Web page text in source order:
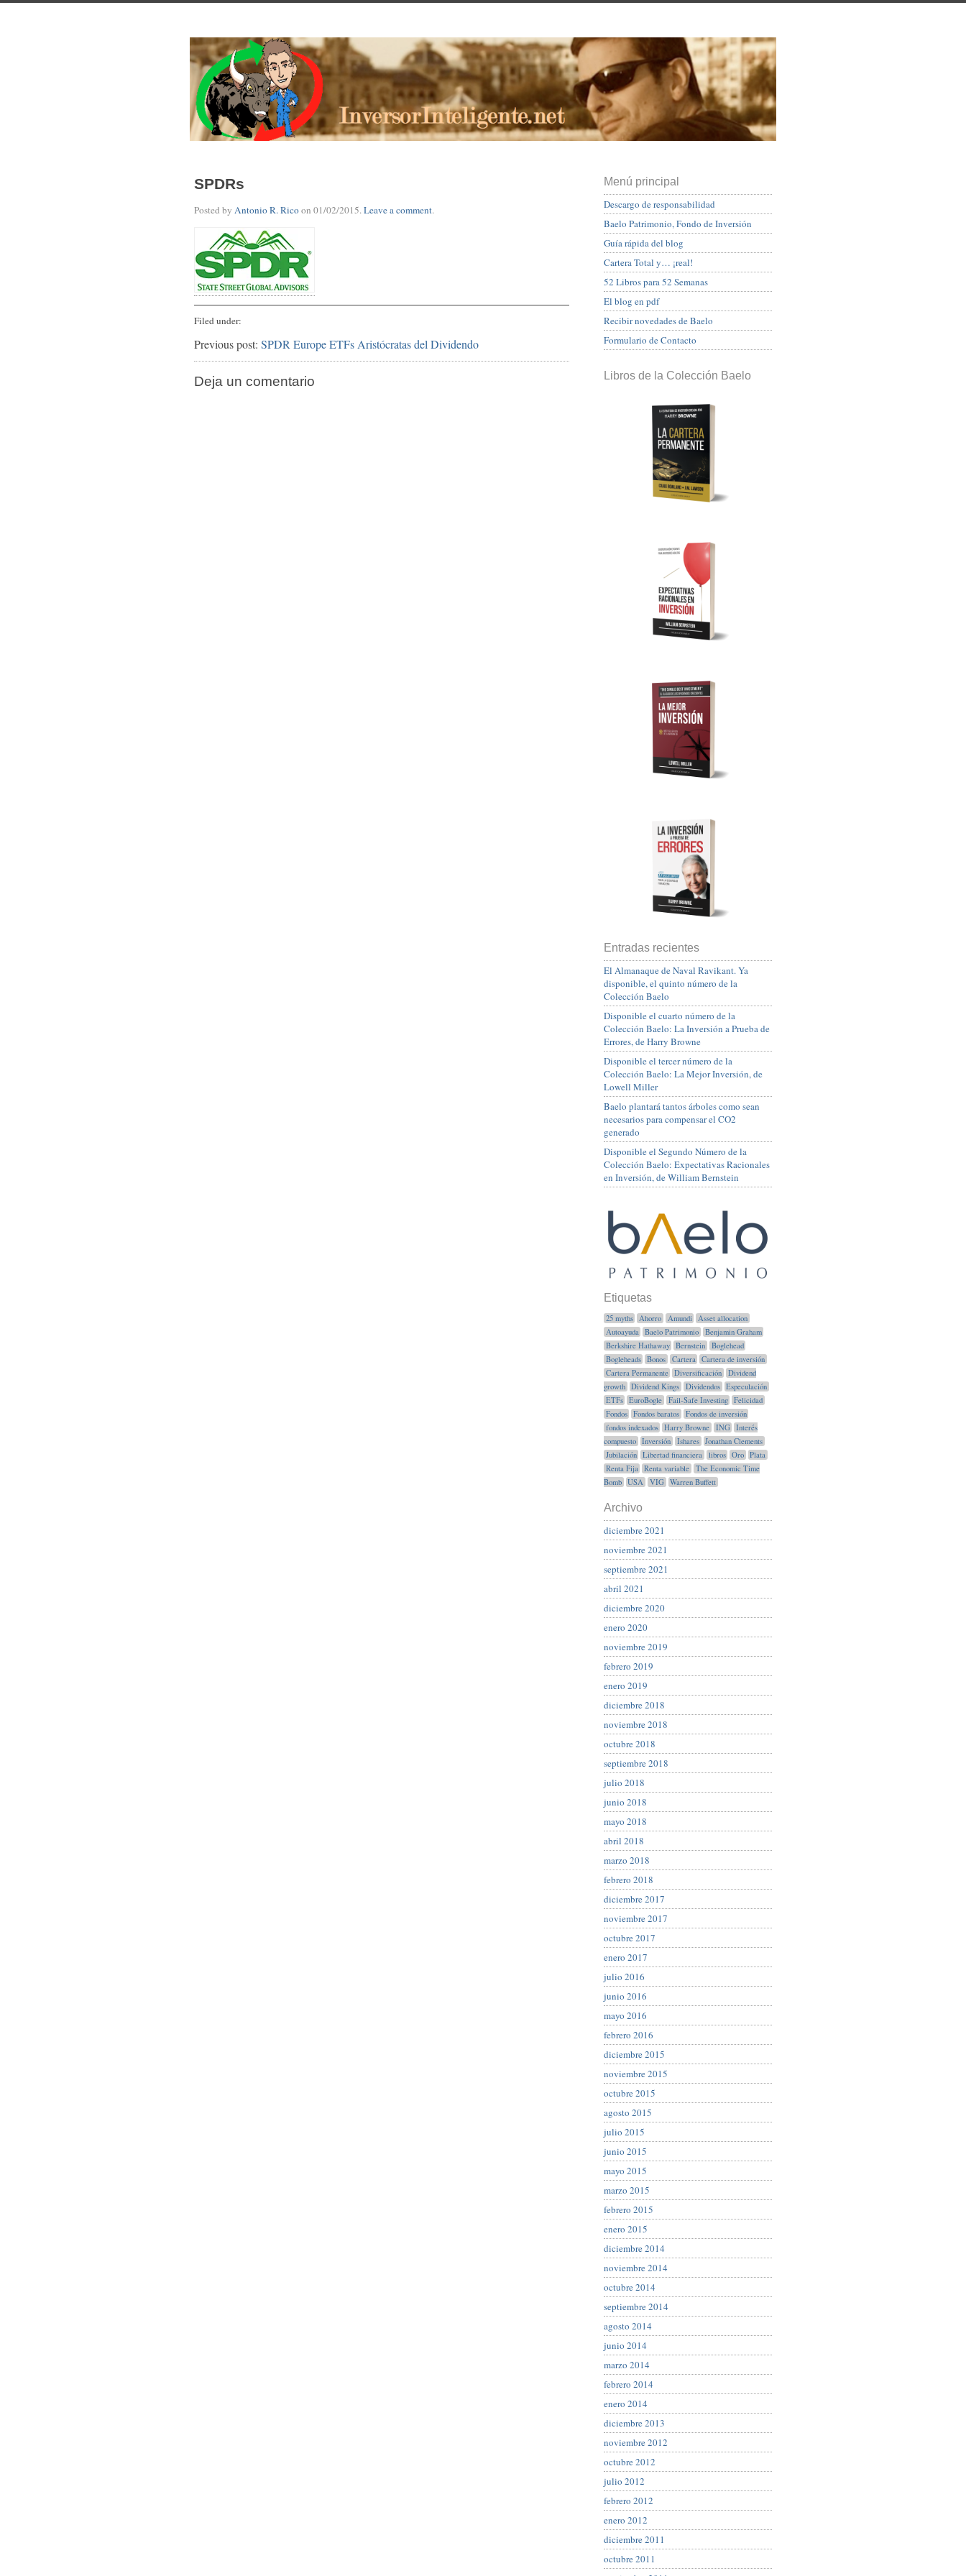
SPDRs
Posted by Antonio R. Ricoon 01/02/2015.Leave a comment.
Filed under:
Previous post: SPDR Europe ETFs Aristócratas del Dividendo
Deja un comentario
Menú principal
Descargo de responsabilidad
Baelo Patrimonio, Fondo de Inversión
Guía rápida del blog
Cartera Total y… ¡real!
52 Libros para 52 Semanas
El blog en pdf
Recibir novedades de Baelo
Formulario de Contacto
Libros de la Colección Baelo
Entradas recientes
El Almanaque de Naval Ravikant. Ya
disponible, el quinto número de la
Colección Baelo
Disponible el cuarto número de la
Colección Baelo: La Inversión a Prueba de
Errores, de Harry Browne
Disponible el tercer número de la
Colección Baelo: La Mejor Inversión, de
Lowell Miller
Baelo plantará tantos árboles como sean
necesarios para compensar el CO2
generado
Disponible el Segundo Número de la
Colección Baelo: Expectativas Racionales
en Inversión, de William Bernstein
Etiquetas
25 myths Ahorro Amundi
Asset allocation
Autoayuda
Baelo Patrimonio
Benjamin Graham
Berkshire Hathaway
Bernstein
Boglehead
Bogleheads
Bonos Cartera
Cartera de inversión
Cartera Permanente
Diversificación
Dividend
growth
Dividend Kings Dividendos
Especulación
ETFs
EuroBogle Fail-Safe Investing
Felicidad
Fondos
Fondos baratos
Fondos de inversión
fondos indexados
Harry Browne ING
Interés
compuesto
Inversión Ishares
Jonathan Clements
Jubilación
Libertad financiera libros Oro
Plata
Renta Fija
Renta variable
The Economic Time
Bomb
USA VIG Warren Buffett
Archivo
diciembre 2021
noviembre 2021
septiembre 2021
abril 2021
diciembre 2020
enero 2020
noviembre 2019
febrero 2019
enero 2019
diciembre 2018
noviembre 2018
octubre 2018
septiembre 2018
julio 2018
junio 2018
mayo 2018
abril 2018
marzo 2018
febrero 2018
diciembre 2017
noviembre 2017
octubre 2017
enero 2017
julio 2016
junio 2016
mayo 2016
febrero 2016
diciembre 2015
noviembre 2015
octubre 2015
agosto 2015
julio 2015
junio 2015
mayo 2015
marzo 2015
febrero 2015
enero 2015
diciembre 2014
noviembre 2014
octubre 2014
septiembre 2014
agosto 2014
junio 2014
marzo 2014
febrero 2014
enero 2014
diciembre 2013
noviembre 2012
octubre 2012
julio 2012
febrero 2012
enero 2012
diciembre 2011
octubre 2011